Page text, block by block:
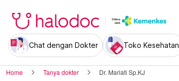
Chat dengan Dokter Toko Kesehatan
Home Tanya dokter Dr. Mariati Sp.KJ